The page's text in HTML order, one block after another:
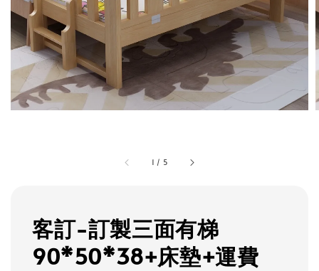
1 / 5
客訂-訂製三面有梯
90*50*38+床墊+運費